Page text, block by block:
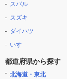
スバル
スズキ
ダイハツ
いすゞ
都道府県から探す
北海道・東北